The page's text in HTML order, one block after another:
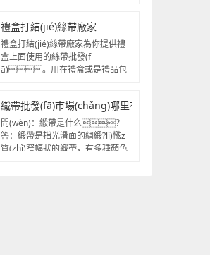
禮盒打結(jié)絲帶廠家
禮盒打結(jié)絲帶廠家為你提供禮
盒上面使用的絲帶批發(f
ā)。用在禮盒或是禮品包
織帶批發(fā)市場(chǎng)哪里有（緞帶批發(fā)
問(wèn)：緞帶是什么？
答：緞帶是指光滑面的綢緞?lì)惤z
質(zhì)窄幅狀的織帶，有多種顏色